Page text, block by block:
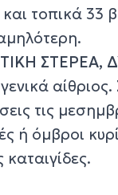
τοπικά 33
τις
ή όμβροι